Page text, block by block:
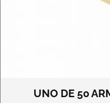
UNO DE 50